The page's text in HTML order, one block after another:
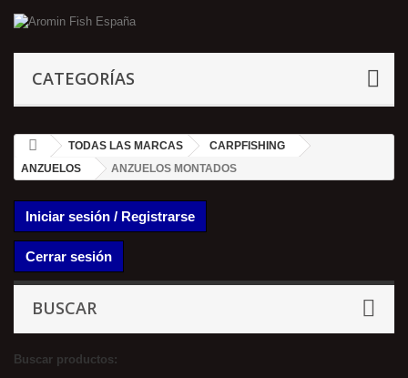
CATEGORÍAS
TODAS LAS MARCAS
CARPFISHING
ANZUELOS
ANZUELOS MONTADOS
Iniciar sesión / Registrarse
Cerrar sesión
BUSCAR
Buscar productos: